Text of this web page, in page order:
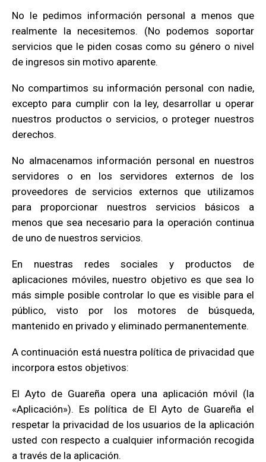
No le pedimos información personal a menos que
realmente la necesitemos. (No podemos soportar
servicios que le piden cosas como su género o nivel
de ingresos sin motivo aparente.
No compartimos su información personal con nadie,
excepto para cumplir con la ley, desarrollar u operar
nuestros productos o servicios, o proteger nuestros
derechos.
No almacenamos información personal en nuestros
servidores o en los servidores externos de los
proveedores de servicios externos que utilizamos
para proporcionar nuestros servicios básicos a
menos que sea necesario para la operación continua
de uno de nuestros servicios.
En nuestras redes sociales y productos de
aplicaciones móviles, nuestro objetivo es que sea lo
más simple posible controlar lo que es visible para el
público, visto por los motores de búsqueda,
mantenido en privado y eliminado permanentemente.
A continuación está nuestra política de privacidad que
incorpora estos objetivos:
El Ayto de Guareña opera una aplicación móvil (la
«Aplicación»). Es política de El Ayto de Guareña el
respetar la privacidad de los usuarios de la aplicación
usted con respecto a cualquier información recogida
a través de la aplicación.